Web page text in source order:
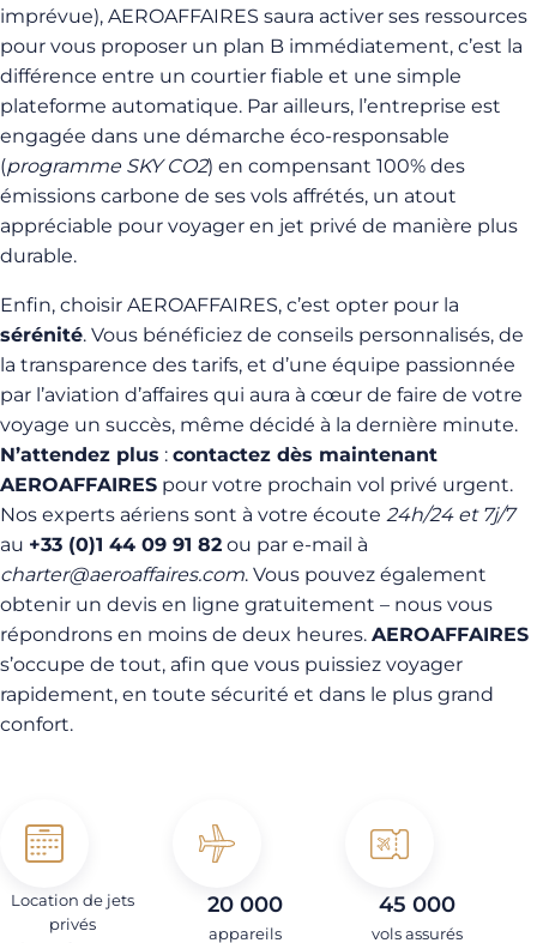
imprévue), AEROAFFAIRES saura activer ses ressources
pour vous proposer un plan B immédiatement, c’est la
différence entre un courtier fiable et une simple
plateforme automatique. Par ailleurs, l’entreprise est
engagée dans une démarche éco-responsable
(programme SKY CO2) en compensant 100% des
émissions carbone de ses vols affrétés, un atout
appréciable pour voyager en jet privé de manière plus
durable.
Enfin, choisir AEROAFFAIRES, c’est opter pour la
sérénité. Vous bénéficiez de conseils personnalisés, de
la transparence des tarifs, et d’une équipe passionnée
par l’aviation d’affaires qui aura à cœur de faire de votre
voyage un succès, même décidé à la dernière minute.
N’attendez plus : contactez dès maintenant
AEROAFFAIRES pour votre prochain vol privé urgent.
Nos experts aériens sont à votre écoute 24h/24 et 7j/7
au +33 (0)1 44 09 91 82 ou par e-mail à
charter@aeroaffaires.com. Vous pouvez également
obtenir un devis en ligne gratuitement – nous vous
répondrons en moins de deux heures. AEROAFFAIRES
s’occupe de tout, afin que vous puissiez voyager
rapidement, en toute sécurité et dans le plus grand
confort.
Location de jets
privés
20 000
appareils
45 000
vols assurés